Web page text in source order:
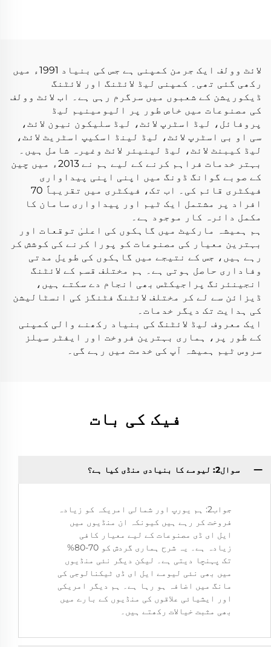
لائٹ وولف ایک جرمن کمپنی ہے جس کی بنیاد 1991ء میں
رکھی گئی تھی۔ کمپنی لیڈ لائٹنگ اور لائٹنگ
ڈیکوریشن کے شعبوں میں سرگرم رہی ہے۔ اب لائٹ وولف
کی مصنوعات میں خاص طور پر الیومینیم لیڈ
پروفائل، لیڈ اسٹرپ لائٹ، لیڈ سلیکون نیون لائٹ،
سی او بی اسٹرپ لائٹ، لیڈ لینڈ اسکیپ اسٹریٹ لائٹ،
لیڈ کیبنٹ لائٹ، لیڈ لینیئر لائٹ وغیرہ شامل ہیں۔
بہتر خدمات فراہم کرنے کے لیے ہم نے 2013ء میں چین
کے صوبے گوانگ ڈونگ میں اپنی اپنی پیداواری
فیکٹری قائم کی۔ اب تک، فیکٹری میں تقریباً 70
افراد پر مشتمل ایک ٹیم اور پیداواری سامان کا
مکمل دائرہ کار موجود ہے۔
ہم ہمیشہ مارکیٹ میں گاہکوں کی اعلیٰ توقعات اور
بہترین معیار کی مصنوعات کو پورا کرنے کی کوشش کر
رہے ہیں، جس کے نتیجے میں گاہکوں کی طویل مدتی
وفاداری حاصل ہوتی ہے۔ ہم مختلف قسم کے لائٹنگ
انجینئرنگ پراجیکٹس بھی انجام دے سکتے ہیں،
ڈیزائن سے لے کر مختلف لائٹنگ فٹنگز کی انسٹالیشن
کی ہدایت تک دیگر خدمات۔
ایک معروف لیڈ لائٹنگ کی بنیاد رکھنے والی کمپنی
کے طور پر، ہماری بہترین فروخت اور ایفٹر سیلز
سروس ٹیم ہمیشہ آپ کی خدمت میں رہے گی۔
فیک کی بات
سوال2: لیومے کا بنیادی منڈی کیا ہے؟
جواب2: ہم یورپ اور شمالی امریکہ کو زیادہ
فروخت کر رہے ہیں کیونکہ ان منڈیوں میں
ایل ای ڈی مصنوعات کے لیے معیار کافی
زیادہ ہے۔ یہ شرح ہماری گردش کو 70-80%
تک پہنچا دیتی ہے۔ لیکن دیگر نئی منڈیوں
میں بھی نئی لیومے ایل ای ڈی ٹیکنالوجی کی
مانگ میں اضافہ ہو رہا ہے۔ ہم دیگر امریکی
اور ایشیائی علاقوں کی منڈیوں کے بارے میں
بھی مثبت خیالات رکھتے ہیں۔